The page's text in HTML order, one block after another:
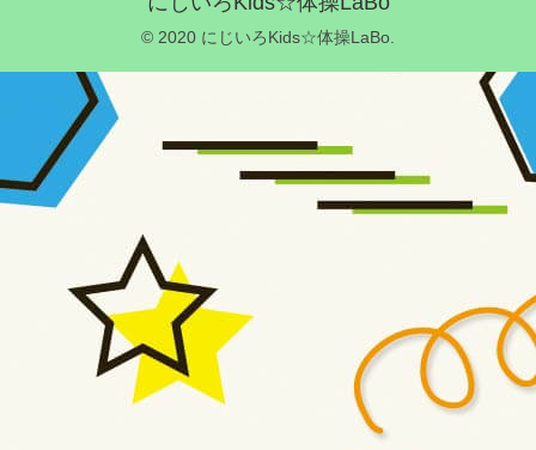
© 2020 にじいろKids☆体操LaBo.